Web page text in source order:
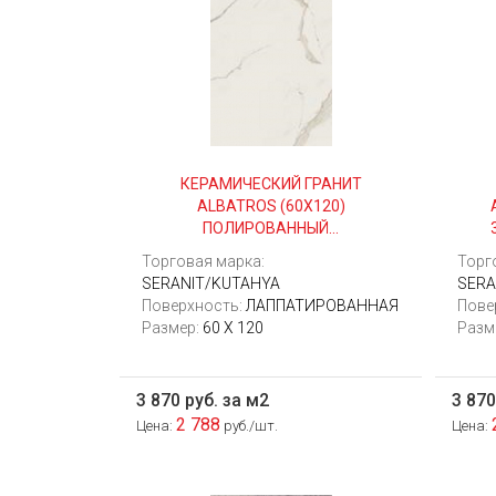
КЕРАМИЧЕСКИЙ ГРАНИТ
ALBATROS (60Х120)
ПОЛИРОВАННЫЙ...
Торговая марка:
SERANIT/KUTAHYA
Поверхность: ЛАППАТИРОВАННАЯ
Размер: 60 X 120
3 870 руб. за м2
Цена: 2 788 руб./шт.
3
Цена: